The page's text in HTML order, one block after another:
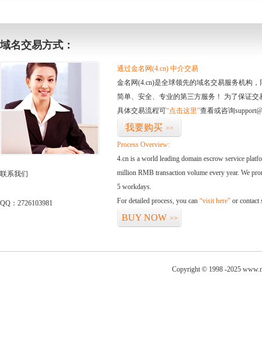
域名交易方式：
联系我们
QQ：2726103981
通过金名网(4.cn) 中介交易
金名网(4.cn)是全球领先的域名交易服务机构
简单、安全、专业的第三方服务！ 为了保证
具体交易流程可“点击这里”查看或咨询
我要购买 >>
Process Overview:
4.cn is a world leading domain escrow service
million RMB transaction volume every year. We
5 workdays.
For detailed process, you can “visit here” or contact
BUY NOW >>
Copyright © 1998 -2025